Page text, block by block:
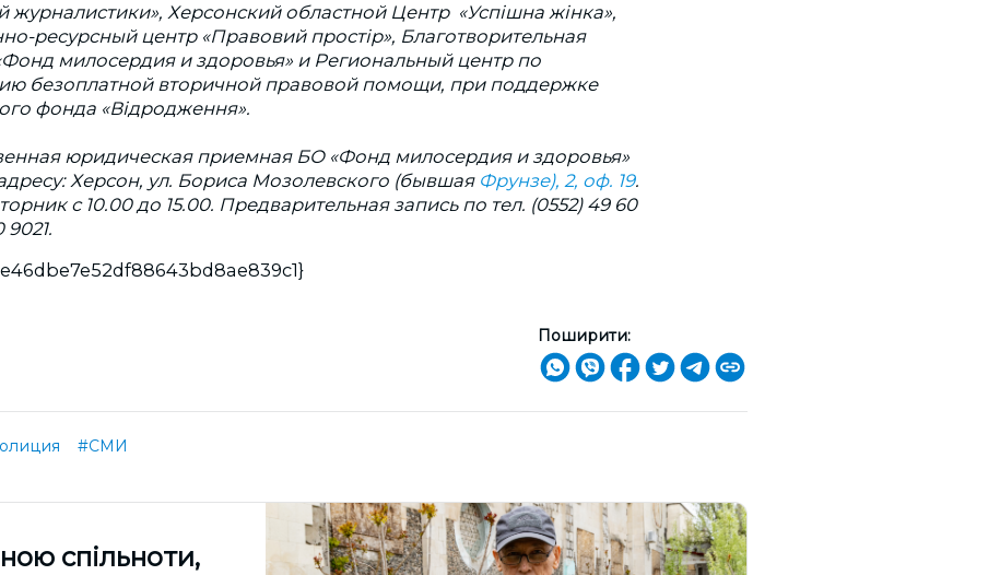
журналистики», Херсонский областной Центр «Успішна жінка»,
ресурсный центр «Правовий простір», Благотворительная
милосердия и здоровья» и Региональный центр по
безоплатной вторичной правовой помощи, при поддержке
фонда «Відродження».
юридическая приемная БО «Фонд милосердия и здоровья»
Херсон, ул. Бориса Мозолевского (бывшая Фрунзе), 2, оф. 19.
с 10.00 до 15.00. Предварительная запись по тел. (0552) 49 60
9021.
Поширити:
#СМИ
спільноти,